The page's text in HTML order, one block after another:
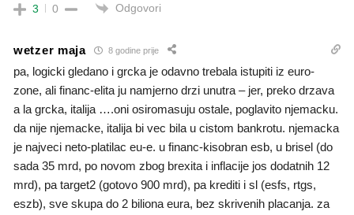
3 0 Odgovori
wetzer maja 8 godine prije
pa, logicki gledano i grcka je odavno trebala istupiti iz euro-
zone, ali financ-elita ju namjerno drzi unutra – jer, preko drzava
a la grcka, italija ….oni osiromasuju ostale, poglavito njemacku.
da nije njemacke, italija bi vec bila u cistom bankrotu. njemacka
je najveci neto-platilac eu-e. u financ-kisobran esb, u brisel (do
sada 35 mrd, po novom zbog brexita i inflacije jos dodatnih 12
mrd), pa target2 (gotovo 900 mrd), pa krediti i sl (esfs, rtgs,
eszb), sve skupa do 2 biliona eura, bez skrivenih placanja. za